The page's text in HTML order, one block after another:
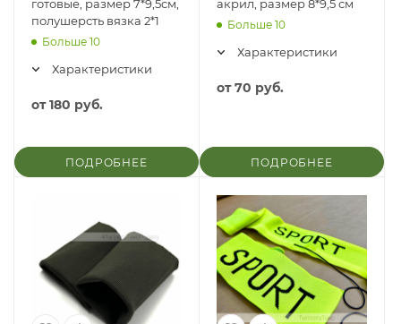
готовые, размер 7*9,5см,
полушерсть вязка 2*1
Больше 10
Характеристики
от180 руб.
ПОДРОБНЕЕ
акрил, размер 8*9,5 см
Больше 10
Характеристики
от70 руб.
ПОДРОБНЕЕ